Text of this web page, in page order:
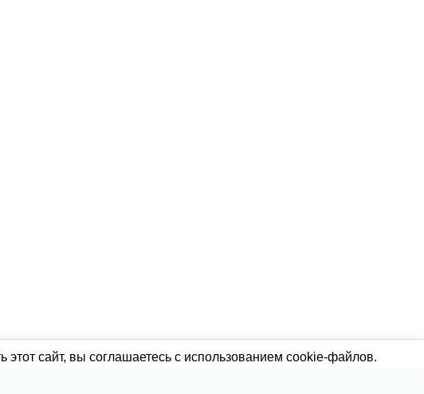
сайт, вы соглашаетесь с использованием cookie-файлов.